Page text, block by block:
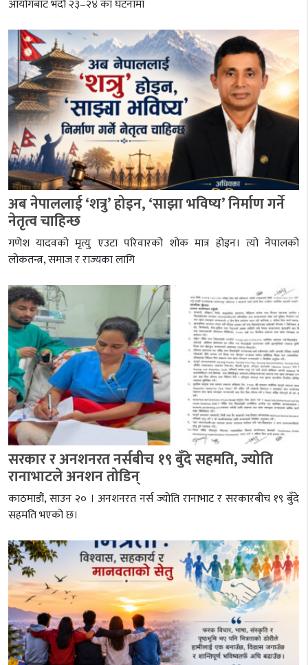
आयोगबाट भदौ २३–२४ का घटनामा
अब नेपाललाई ‘शत्रु’ होइन, ‘साझा भविष्य’ निर्माण गर्ने
नेतृत्व चाहिन्छ
गणेश यादवको मृत्यु एउटा परिवारको शोक मात्र होइन। त्यो नेपालको
लोकतन्त्र, समाज र राज्यका लागि
सरकार र अनशनरत नर्सबीच १९ बुँदे सहमति, ज्योति
रानाभाटले अनशन तोडिन्
काठमाडौं, साउन २० । अनशनरत नर्स ज्योति रानाभाट र सरकारबीच १९ बुँदे
सहमति भएको छ।